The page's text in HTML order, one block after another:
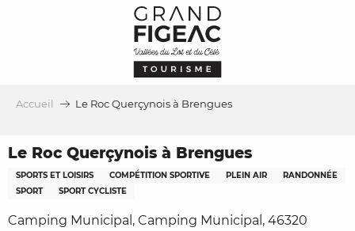
Accueil Le Roc Querçynois à Brengues
Le Roc Querçynois à Brengues
SPORTS ET LOISIRS COMPÉTITION SPORTIVE PLEIN AIR
RANDONNÉE
SPORT
SPORT CYCLISTE
Camping Municipal, Camping Municipal, 46320